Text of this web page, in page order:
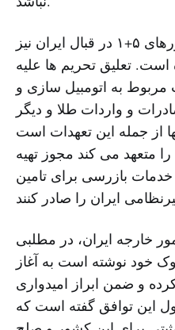
تعهدهای اتحادیه اروپا و کشورهای ۵+۱ در قبال ایران نیز
است. تعلیق تحریم ها علیه
به اتومبیل سازی و
و واردات طلا و دیگر
را متعهد می کند مجوز تهیه
بازرسی برای تامین
خارجه ایران، در مطلبی
خود نوشته است به آغاز
و ضمن ابراز امیدواری
این توافق گفته است که